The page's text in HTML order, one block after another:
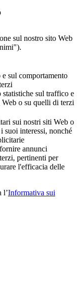
sul nostro sito Web
sul comportamento
sul traffico e
o su quelli di terzi
sui nostri siti Web o
suoi interessi, nonché
annunci
pertinenti per
l'efficacia delle
l’Informativa sui